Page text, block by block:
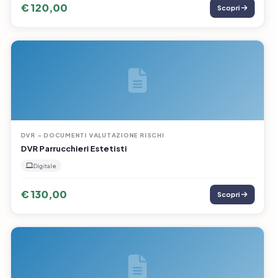
€ 120,00 Scopri
DVR – DOCUMENTI VALUTAZIONE RISCHI
DVR Parrucchieri Estetisti
Digitale
€ 130,00 Scopri